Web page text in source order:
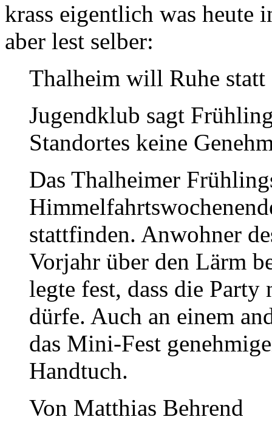
krass eigentlich was heute
aber lest selber:
Thalheim will Ruhe statt
Jugendklub sagt
Standortes keine
Das Thalheimer
stattfinden. Anwohner
Vorjahr über den Lärm
legte fest, dass die Party
dürfe. Auch an einem
das Mini-Fest
Handtuch.
Von Matthias Behrend